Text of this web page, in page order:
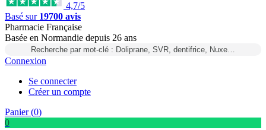
4,7/5
Basé sur 19700 avis
Pharmacie Française
Basée en Normandie depuis 26 ans
Recherche par mot-clé : Doliprane, SVR, dentifrice, Nuxe…
Connexion
Se connecter
Créer un compte
Panier (0)
0